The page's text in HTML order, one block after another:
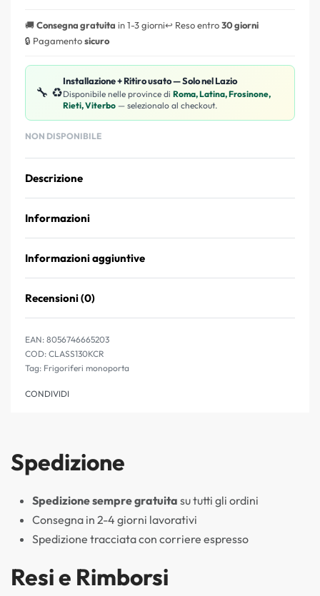
🚚Consegna gratuita in 1-3 giorni↩️ Reso entro30 giorni
🔒 Pagamentosicuro
🔧 ♻️
Installazione + Ritiro usato — Solo nel Lazio
Disponibile nelle province di Roma, Latina, Frosinone,
Rieti, Viterbo — selezionalo al checkout.
NON DISPONIBILE
Descrizione
Informazioni
Informazioni aggiuntive
Recensioni (0)
EAN: 8056746665203
CLASS130KCR
Tag: Frigoriferi monoporta
CONDIVIDI
Spedizione
Spedizione sempre gratuita su tutti gli ordini
Consegna in 2-4 giorni lavorativi
Spedizione tracciata con corriere espresso
Resi e Rimborsi